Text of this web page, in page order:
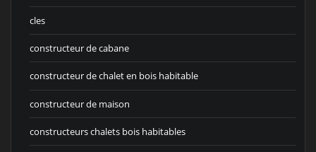
cles
constructeur de cabane
constructeur de chalet en bois habitable
constructeur de maison
constructeurs chalets bois habitables